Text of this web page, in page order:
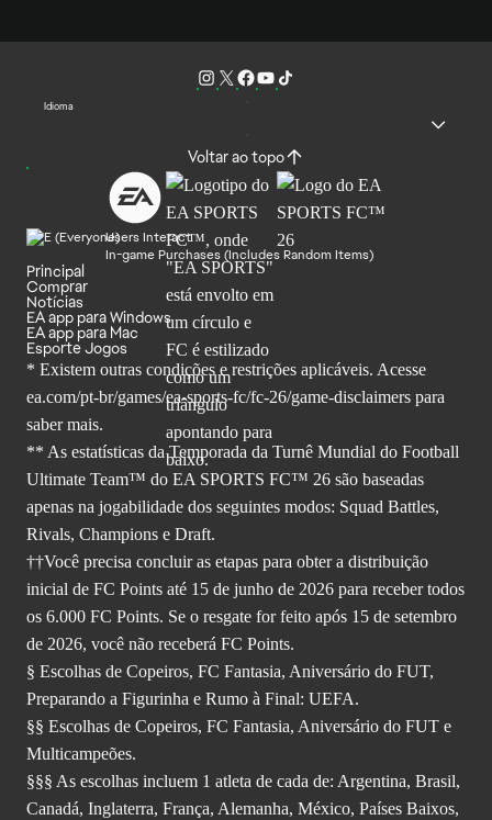
Idioma
Voltar ao topo
Users Interact
In-game Purchases (Includes Random Items)
Principal
Comprar
Notícias
EA app para Windows
EA app para Mac
Esporte Jogos
* Existem outras condições e restrições aplicáveis. Acesse
ea.com/pt-br/games/ea-sports-fc/fc-26/game-disclaimers para
saber mais.
** As estatísticas da Temporada da Turnê Mundial do Football
Ultimate Team™ do EA SPORTS FC™ 26 são baseadas
apenas na jogabilidade dos seguintes modos: Squad Battles,
Rivals, Champions e Draft.
††Você precisa concluir as etapas para obter a distribuição
inicial de FC Points até 15 de junho de 2026 para receber todos
os 6.000 FC Points. Se o resgate for feito após 15 de setembro
de 2026, você não receberá FC Points.
§ Escolhas de Copeiros, FC Fantasia, Aniversário do FUT,
Preparando a Figurinha e Rumo à Final: UEFA.
§§ Escolhas de Copeiros, FC Fantasia, Aniversário do FUT e
Multicampeões.
§§§ As escolhas incluem 1 atleta de cada de: Argentina, Brasil,
Canadá, Inglaterra, França, Alemanha, México, Países Baixos,